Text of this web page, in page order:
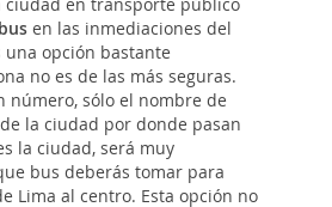
en las inmediaciones del
opción bastante
no es de las más seguras.
número, sólo el nombre de
la ciudad por donde pasan
la ciudad, será muy
bus deberás tomar para
Lima al centro. Esta opción no